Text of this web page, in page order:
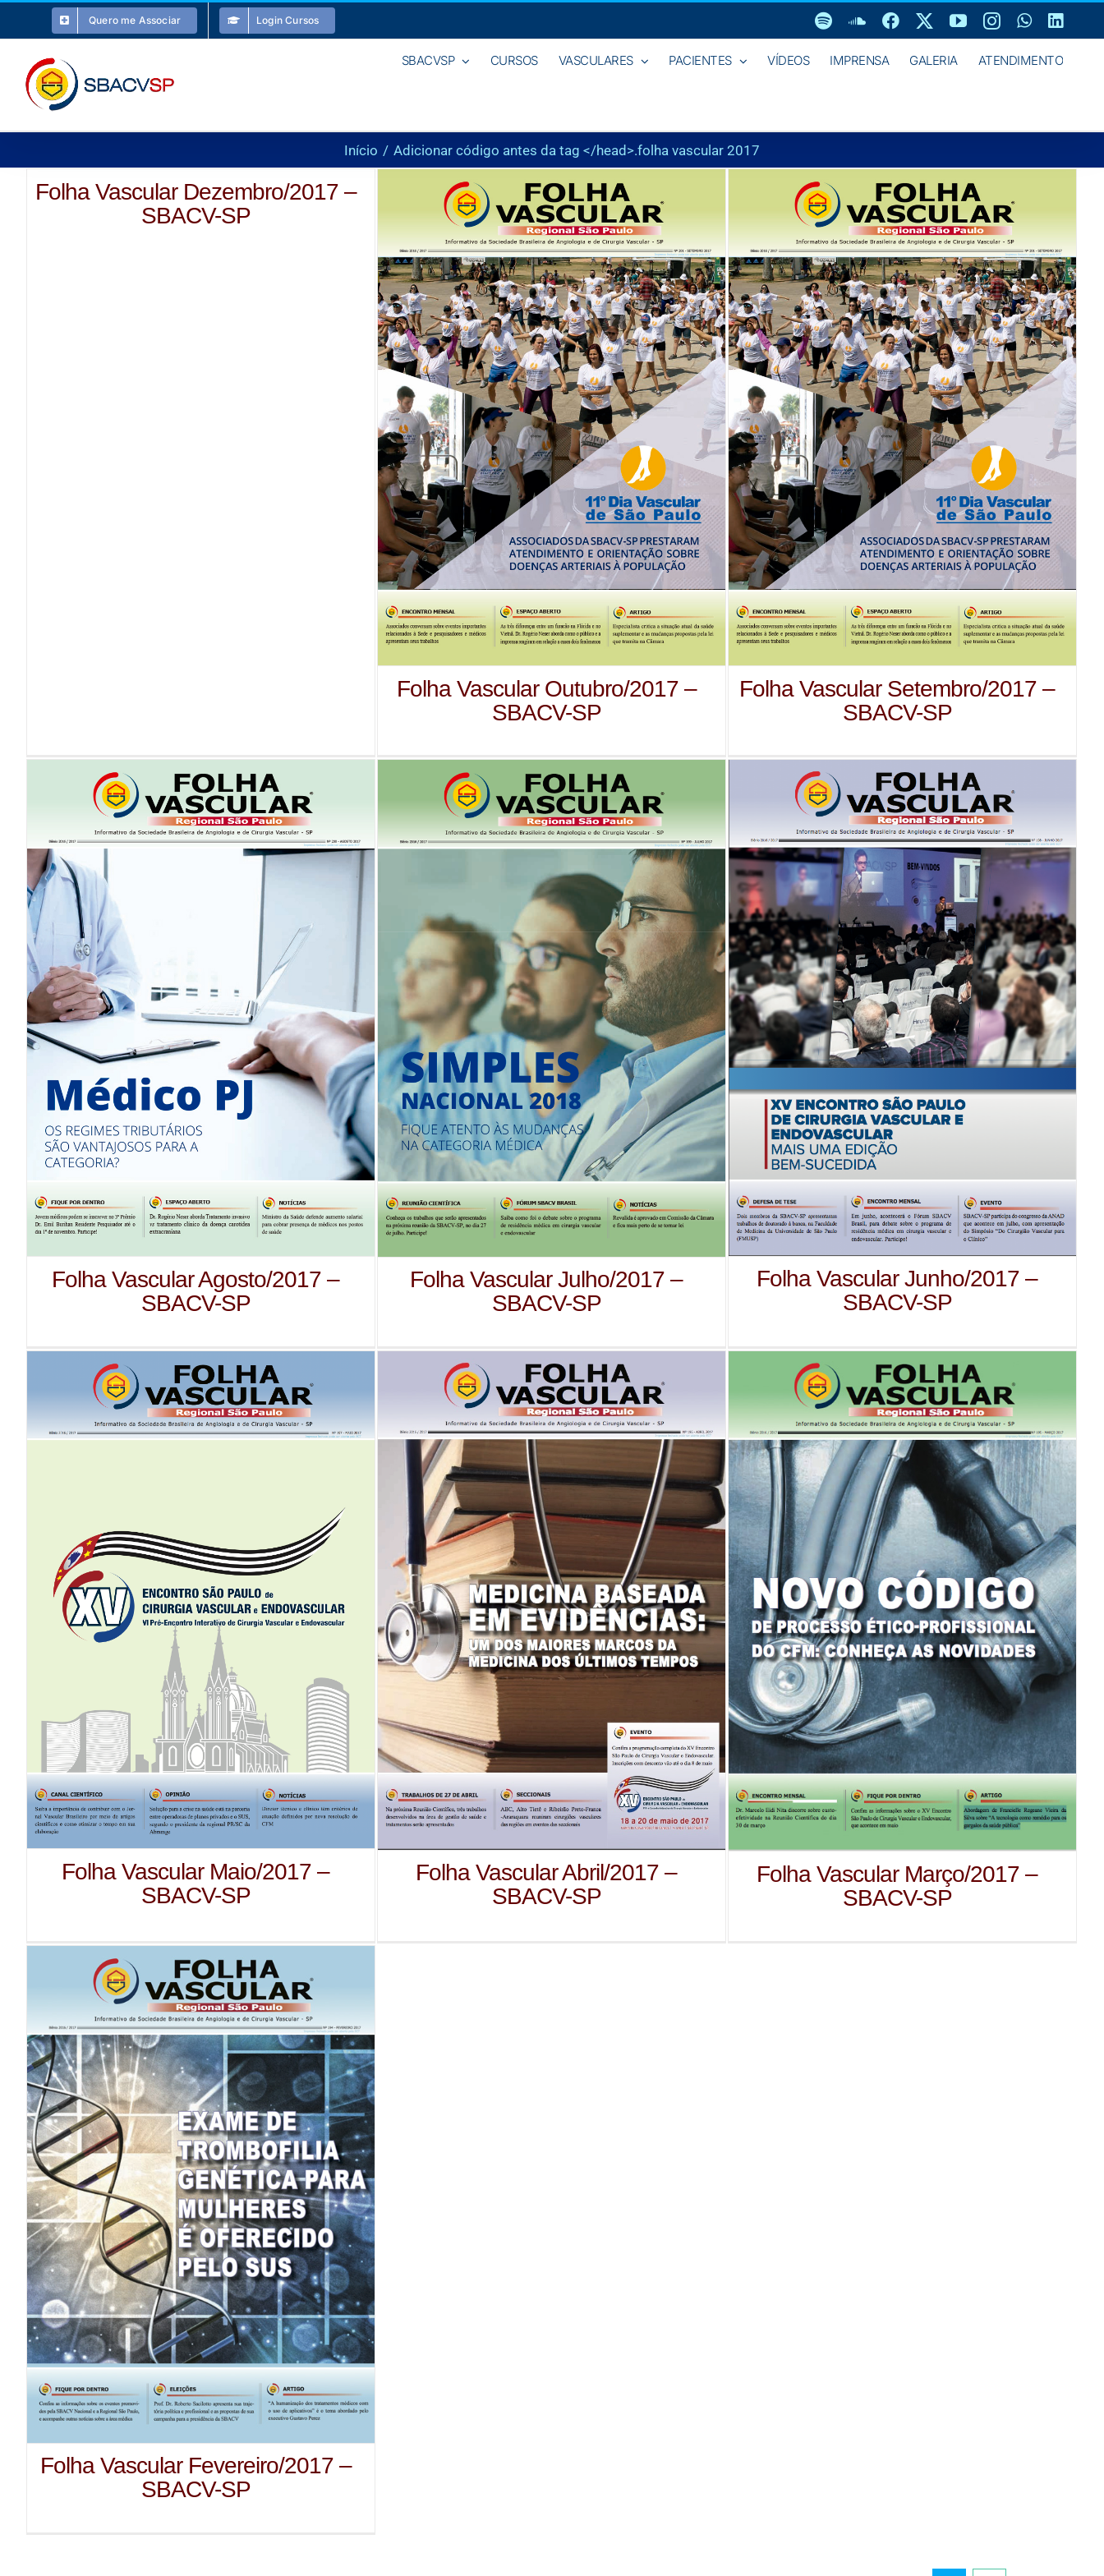
o
conteúdo
Quero me Associar Login Cursos SpotifySoundCloud
FacebookYouTubeInstagram
SBACVSP CURSOS VASCULARES PACIENTES VÍDEOS IMPRENSA GALERIA ATENDIMENTO
Início Adicionar código antes da tag </head>.folha vascular 2017
Folha Vascular Dezembro/2017 –
SBACV-SP
Folha Vascular Outubro/2017 –
SBACV-SP
Folha Vascular Setembro/2017 –
SBACV-SP
Folha Vascular Agosto/2017 –
SBACV-SP
Folha Vascular Julho/2017 –
SBACV-SP
Folha Vascular Junho/2017 –
SBACV-SP
Folha Vascular Maio/2017 –
SBACV-SP
Folha Vascular Abril/2017 –
SBACV-SP
Folha Vascular Março/2017 –
SBACV-SP
Folha Vascular Fevereiro/2017 –
SBACV-SP